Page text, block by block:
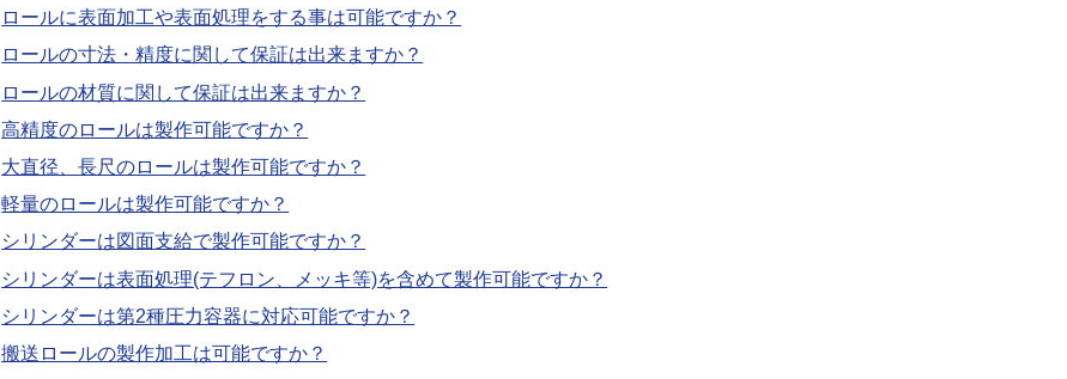
ロールに表面加工や表面処理をする事は可能ですか？
ロールの寸法・精度に関して保証は出来ますか？
ロールの材質に関して保証は出来ますか？
高精度のロールは製作可能ですか？
大直径、長尺のロールは製作可能ですか？
軽量のロールは製作可能ですか？
シリンダーは図面支給で製作可能ですか？
シリンダーは表面処理(テフロン、メッキ等)を含めて製作可能ですか？
シリンダーは第2種圧力容器に対応可能ですか？
搬送ロールの製作加工は可能ですか？